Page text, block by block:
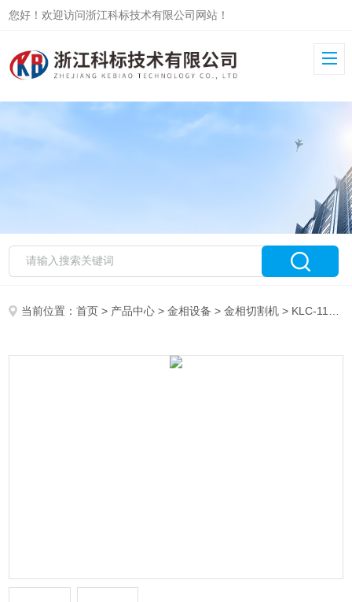
您好！欢迎访问浙江科标技术有限公司网站！
当前位置：首页 > 产品中心 >金相设备 >金相切割机 > KLC-110G金相试样自动切割机